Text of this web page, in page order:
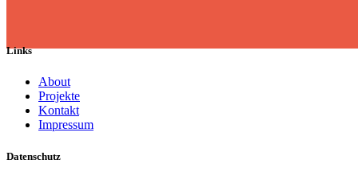
Links
About
Projekte
Kontakt
Impressum
Datenschutz